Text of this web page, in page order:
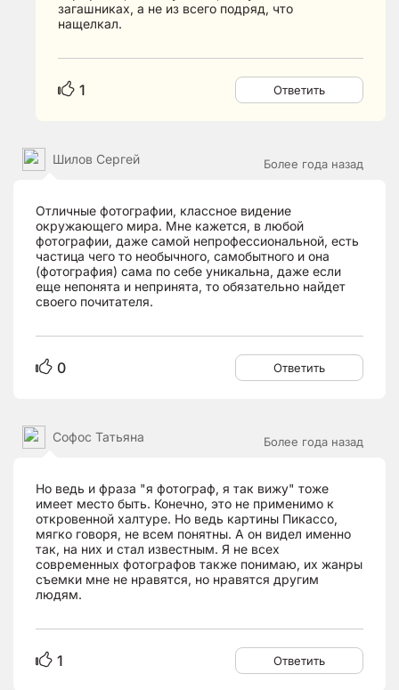
загашниках, а не из всего подряд, что
нащелкал.
1 Ответить
Более года назад
Шилов Сергей
Отличные фотографии, классное видение
окружающего мира. Мне кажется, в любой
фотографии, даже самой непрофессиональной, есть
частица чего то необычного, самобытного и она
(фотография) сама по себе уникальна, даже если
еще непонята и непринята, то обязательно найдет
своего почитателя.
0 Ответить
Более года назад
Софос Татьяна
Но ведь и фраза "я фотограф, я так вижу" тоже
имеет место быть. Конечно, это не применимо к
откровенной халтуре. Но ведь картины Пикассо,
мягко говоря, не всем понятны. А он видел именно
так, на них и стал известным. Я не всех
современных фотографов также понимаю, их жанры
съемки мне не нравятся, но нравятся другим
людям.
1 Ответить